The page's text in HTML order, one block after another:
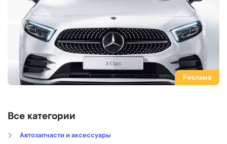
Реклама
Все категории
Автозапчасти и аксессуары